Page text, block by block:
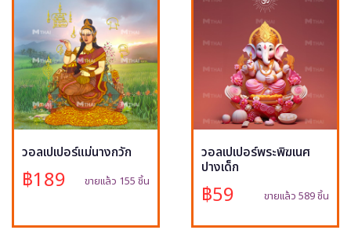
วอลเปเปอร์แม่นางกวัก
฿189 ขายแล้ว 155 ชิ้น
วอลเปเปอร์พระพิฆเนศ
ปางเด็ก
฿59 ขายแล้ว 589 ชิ้น